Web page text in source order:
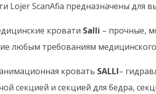
Lojer ScanAfia предназначены для
кровати Salli – прочные,
любым требованиям медицинского
кровать SALLI–
секцией и секцией для бедра,